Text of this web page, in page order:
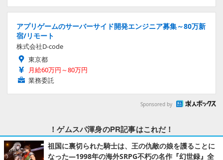
アプリゲームのサーバーサイド開発エンジニア募集～80万新
宿/リモート
株式会社D-code
東京都
月給60万円～80万円
業務委託
Sponsored by
！ゲムスパ渾身のPR記事はこれだ！
祖国に裏切られた騎士は、王の仇敵の娘を護ることに
なった―1998年の海外SRPG不朽の名作『幻世録』全